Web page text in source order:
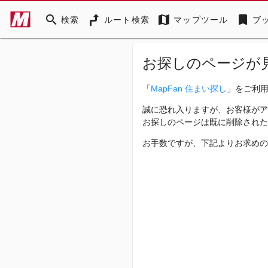
search 検索 ルート検索 map マップツール bookmark ブ
お探しのページが
「MapFan 住まい探し 」をご利
誠に恐れ入りますが、お客様が
お探しのページは既に削除され
お手数ですが、下記よりお求め